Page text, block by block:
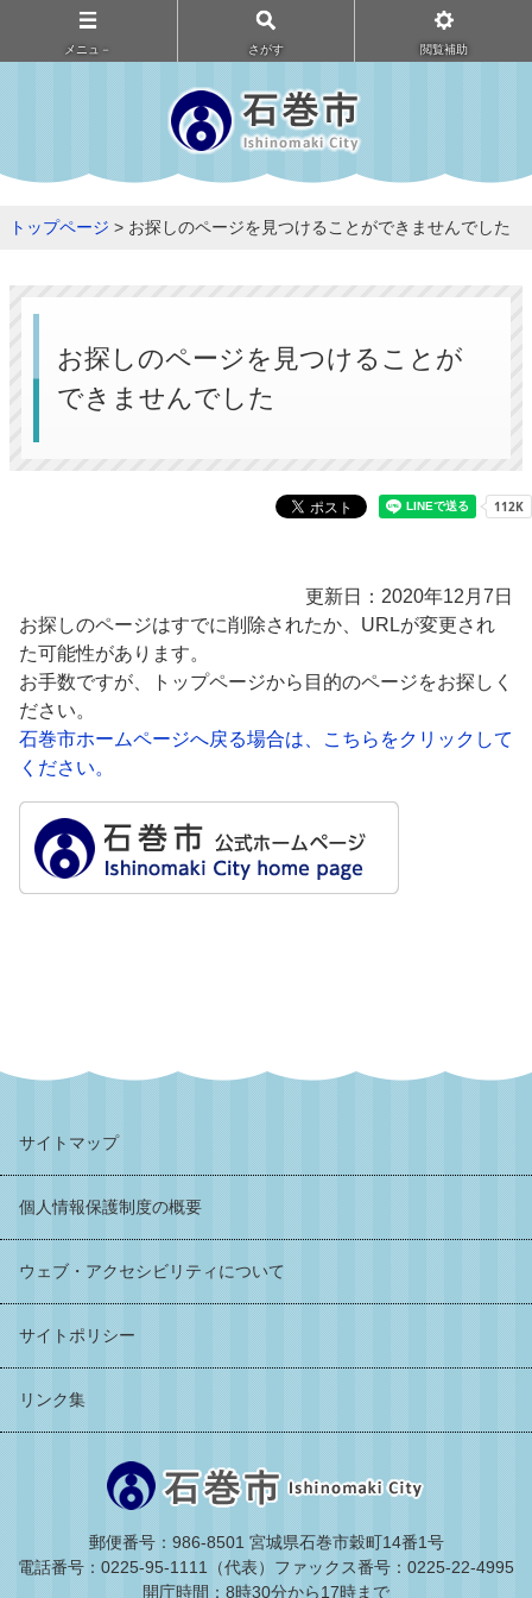
メニュ－ さがす 閲覧補助
トップページ > お探しのページを見つけることができませんでした
お探しのページを見つけることが
できませんでした
更新日：2020年12月7日
お探しのページはすでに削除されたか、URLが変更され
た可能性があります。
お手数ですが、トップページから目的のページをお探しく
ださい。
石巻市ホームページへ戻る場合は、こちらをクリックして
ください。
サイトマップ
個人情報保護制度の概要
ウェブ・アクセシビリティについて
サイトポリシー
リンク集
郵便番号：986-8501 宮城県石巻市穀町14番1号
電話番号：0225-95-1111（代表） ファックス番号：0225-22-4995
開庁時間：8時30分から17時まで